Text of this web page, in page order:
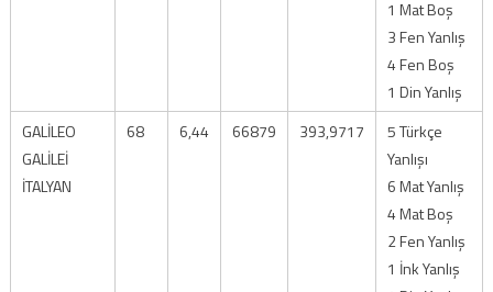
1 Mat Boş
3 Fen Yanlış
4 Fen Boş
1 Din Yanlış
GALİLEO
GALİLEİ
İTALYAN
68 6,44 66879 393,9717
5 Türkçe
Yanlışı
6 Mat Yanlış
4 Mat Boş
2 Fen Yanlış
1 İnk Yanlış